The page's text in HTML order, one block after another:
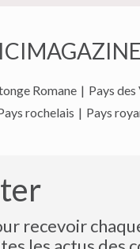
Romane | Pays
rochelais | Pays
recevoir